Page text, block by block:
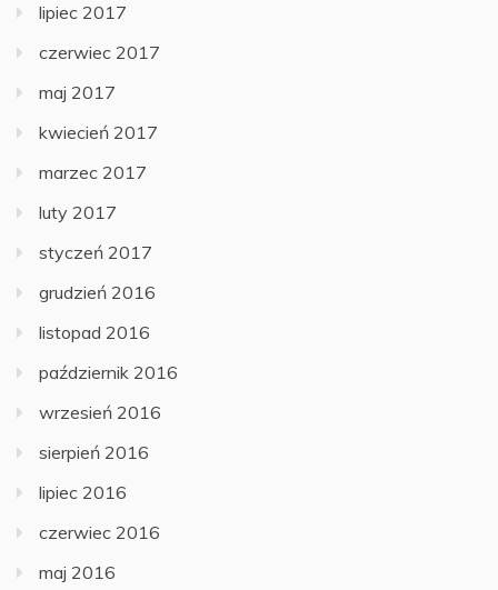
lipiec 2017
czerwiec 2017
maj 2017
kwiecień 2017
marzec 2017
luty 2017
styczeń 2017
grudzień 2016
listopad 2016
październik 2016
wrzesień 2016
sierpień 2016
lipiec 2016
czerwiec 2016
maj 2016